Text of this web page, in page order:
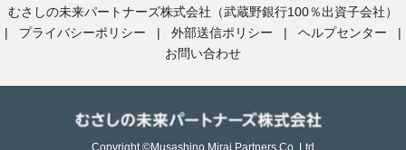
むさしの未来パートナーズ株式会社（武蔵野銀行100％出資子会社）
|
プライバシーポリシー | 外部送信ポリシー | ヘルプセンター
|
お問い合わせ
Copyright ©Musashino Mirai Partners Co.,Ltd